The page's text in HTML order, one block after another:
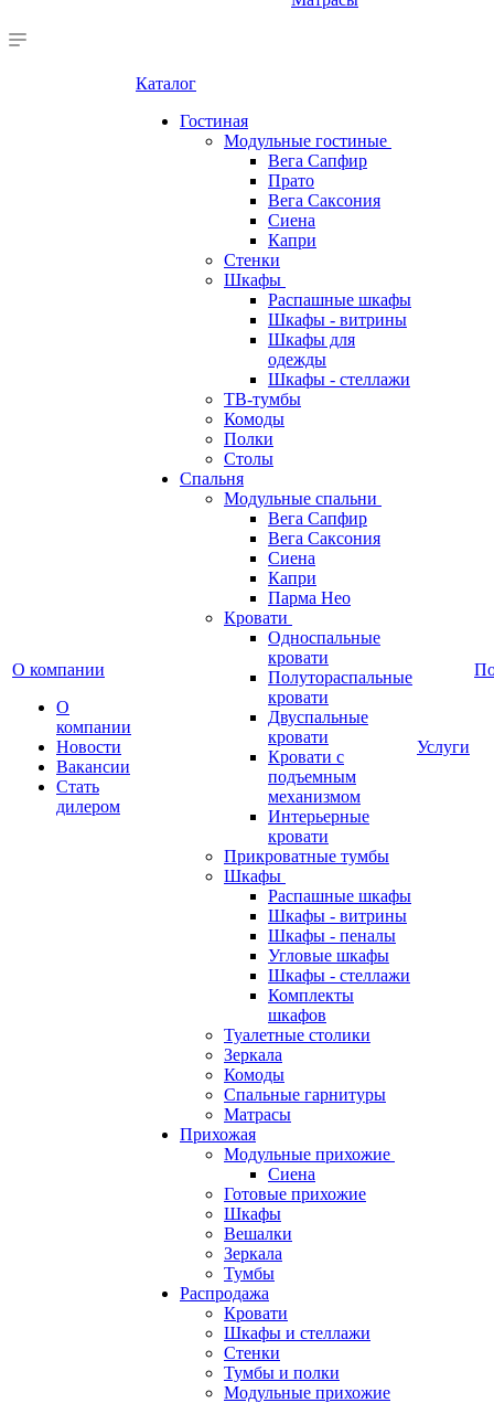
О компании
О
компании
Новости
Вакансии
Стать
дилером
Каталог
Гостиная
Модульные гостиные
Вега Сапфир
Прато
Вега Саксония
Сиена
Капри
Стенки
Шкафы
Распашные шкафы
Шкафы - витрины
Шкафы для
одежды
Шкафы - стеллажи
ТВ-тумбы
Комоды
Полки
Столы
Спальня
Модульные спальни
Вега Сапфир
Вега Саксония
Сиена
Капри
Парма Нео
Кровати
Односпальные
кровати
Полутораспальные
кровати
Двуспальные
кровати
Кровати с
подъемным
механизмом
Интерьерные
кровати
Прикроватные тумбы
Шкафы
Распашные шкафы
Шкафы - витрины
Шкафы - пеналы
Угловые шкафы
Шкафы - стеллажи
Комплекты
шкафов
Туалетные столики
Зеркала
Комоды
Спальные гарнитуры
Матрасы
Прихожая
Модульные прихожие
Сиена
Готовые прихожие
Шкафы
Вешалки
Зеркала
Тумбы
Распродажа
Кровати
Шкафы и стеллажи
Стенки
Тумбы и полки
Модульные прихожие
Услуги